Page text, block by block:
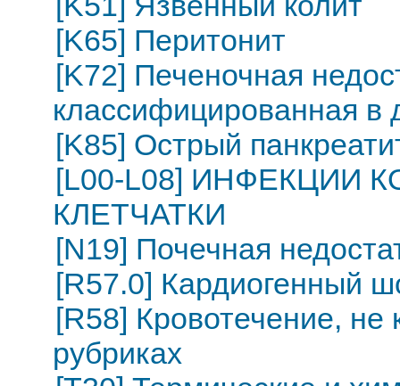
[K65] Перитонит
[K72] Печеночная
классифицированная в
[K85] Острый
[L00-L08] ИНФЕКЦИИ
КЛЕТЧАТКИ
[N19] Почечная
[R57.0] Кардиогенный
[R58] Кровотечение, не
рубриках